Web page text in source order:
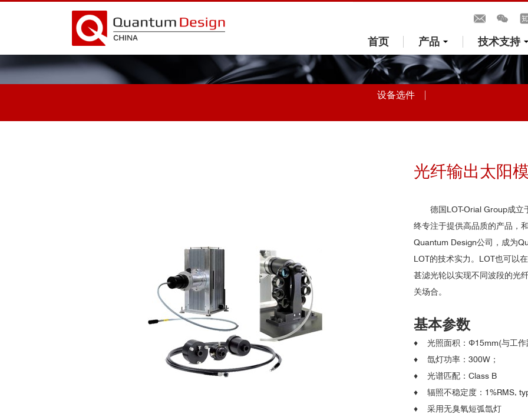
首页 产品 技术支持
设备选件
光纤输出太阳
德国LOT-Orial Group成立
终专注于提供高品质的产品，
Quantum Design公司，成为
LOT的技术实力。 LOT也可以
甚滤光轮以实现不同波段的光
关场合。
基本参数
♦ 光照面积：Φ15mm(与工作
♦ 氙灯功率：300W；
♦ 光谱匹配：Class B
♦ 辐照不稳定度：1%RMS,
♦ 采用无臭氧短弧氙灯